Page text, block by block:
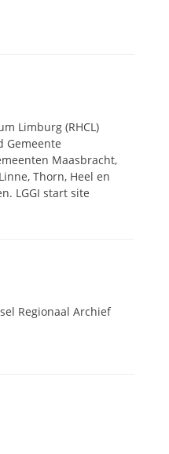
Limburg (RHCL)
Gemeente
Maasbracht,
Thorn, Heel en
LGGI start site
Regionaal Archief